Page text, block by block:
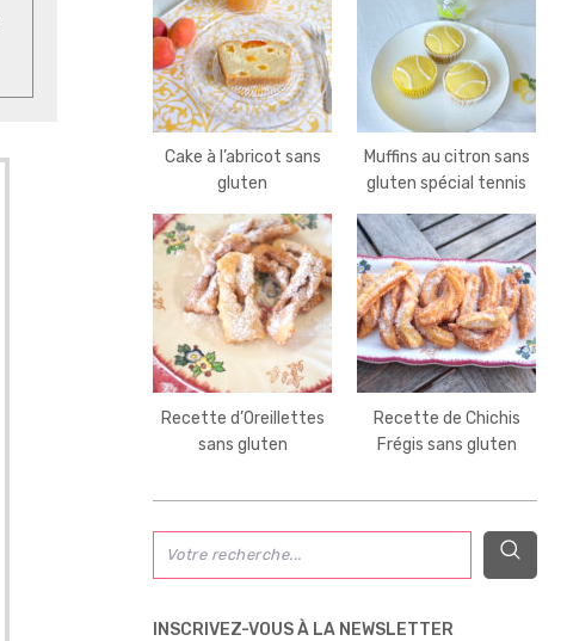
Cake à l’abricot sans
gluten
Muffins au citron sans
gluten spécial tennis
Recette d’Oreillettes
sans gluten
Recette de Chichis
Frégis sans gluten
INSCRIVEZ-VOUS À LA NEWSLETTER